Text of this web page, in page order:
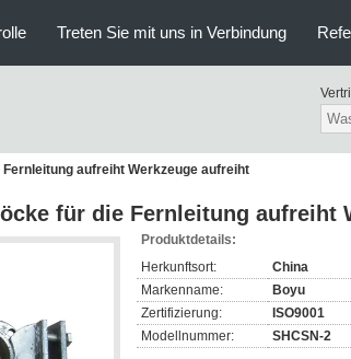
Treten Sie mit uns in Verbindung
aufreiht Werkzeuge aufreiht
für die Fernleitung aufreiht
Produktdetails:
Herkunftsort:
China
Markenname:
Boyu
Zertifizierung:
ISO9001
Modellnummer:
SHCSN-2